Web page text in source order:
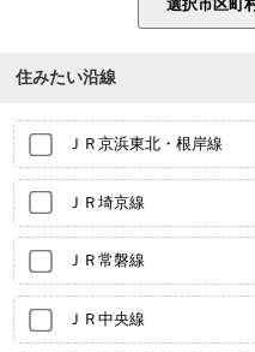
住みたい沿線
ＪＲ京浜東北・根岸線
ＪＲ埼京線
ＪＲ常磐線
ＪＲ中央線